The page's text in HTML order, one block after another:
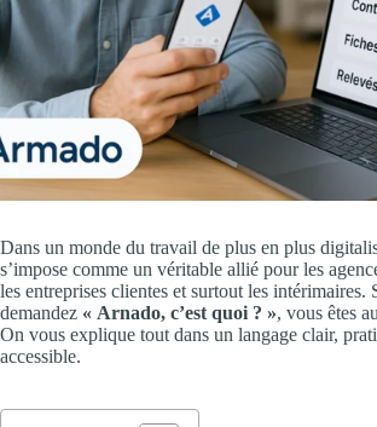
Dans un monde du travail de plus en plus
s’impose comme un véritable allié pour les
les entreprises clientes et surtout les intérimaires.
demandez « Arnado, c’est quoi ? », vous êtes
On vous explique tout dans un langage clair,
accessible.